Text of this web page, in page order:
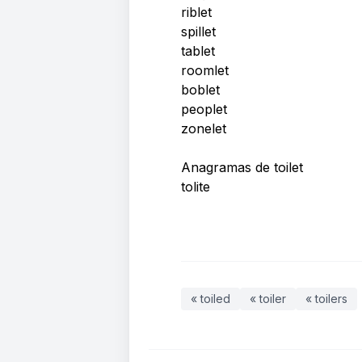
riblet
spillet
tablet
roomlet
boblet
peoplet
zonelet
Anagramas de toilet
tolite
« toiled « toiler « toilers